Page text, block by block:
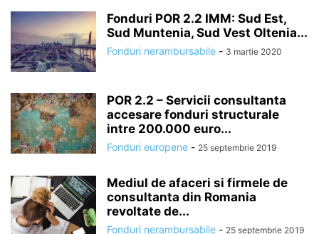
Fonduri POR 2.2 IMM: Sud Est,
Sud Muntenia, Sud Vest Oltenia...
Fonduri nerambursabile - 3 martie 2020
POR 2.2 – Servicii consultanta
accesare fonduri structurale
intre 200.000 euro...
Fonduri europene - 25 septembrie 2019
Mediul de afaceri si firmele de
consultanta din Romania
revoltate de...
Fonduri nerambursabile - 25 septembrie 2019